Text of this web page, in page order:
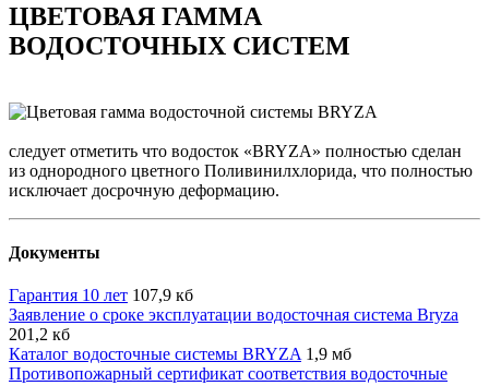
ЦВЕТОВАЯ ГАММА
ВОДОСТОЧНЫХ СИСТЕМ
следует отметить что водосток «BRYZA» полностью сделан
из однородного цветного Поливинилхлорида, что полностью
исключает досрочную деформацию.
Документы
Гарантия 10 лет 107,9 кб
Заявление о сроке эксплуатации водосточная система Bryza
201,2 кб
Каталог водосточные системы BRYZA 1,9 мб
Противопожарный сертификат соответствия водосточные